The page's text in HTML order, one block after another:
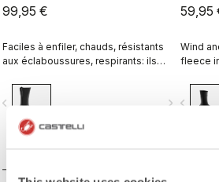
99,95 €
Faciles à enfiler, chauds, résistants
aux éclaboussures, respirants: ils
chaussures polyvalents et
performants.
navigate_next
59,95
Wind
fleece
warm.
navigate_before